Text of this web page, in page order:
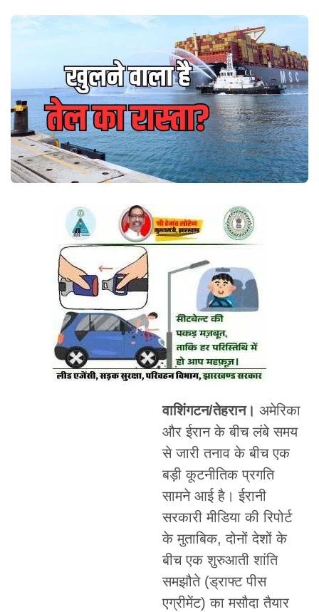
वाशिंगटन/तेहरान। अमेरिका
और ईरान के बीच लंबे समय
से जारी तनाव के बीच एक
बड़ी कूटनीतिक प्रगति
सामने आई है। ईरानी
सरकारी मीडिया की रिपोर्ट
के मुताबिक, दोनों देशों के
बीच एक शुरुआती शांति
समझौते (ड्राफ्ट पीस
एग्रीमेंट) का मसौदा तैयार